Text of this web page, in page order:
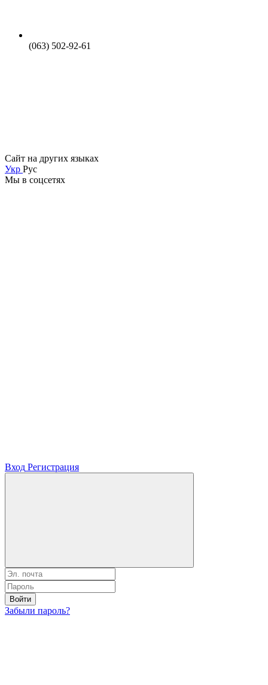
(063) 502-92-61
Сайт на других языках
Укр Рус
Мы в соцсетях
Вход Регистрация
Войти
Забыли пароль?